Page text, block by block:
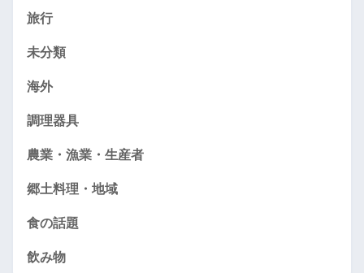
旅行
未分類
海外
調理器具
農業・漁業・生産者
郷土料理・地域
食の話題
飲み物